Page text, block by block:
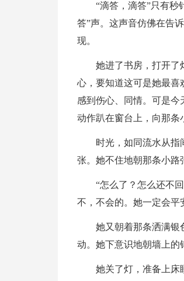
“滴答，滴答”只有秒
答”声。这声音仿佛在告
现。
她进了书房，打开了
心，要知道这可是她最喜
感到伤心、同情。可是今
动作趴在窗台上，向那
时光，如同流水从指
张。她不住地朝那条小路
“怎么了？怎么还不
不，不会的。她一定会平
她又朝着那条洒满银
动。她下意识地朝墙上的
她关了灯，准备上床